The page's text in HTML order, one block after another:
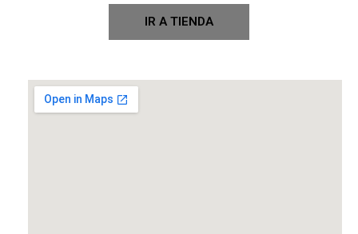
IR A TIENDA